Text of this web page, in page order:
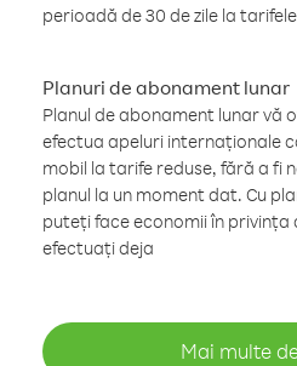
perioadă de 30 de zile la
Planuri de abonament lunar
Planul de abonament lunar vă
efectua apeluri internaționale
mobil la tarife reduse, fără a fi
planul la un moment dat. Cu
puteți face economii în privința
efectuați deja
Mai multe